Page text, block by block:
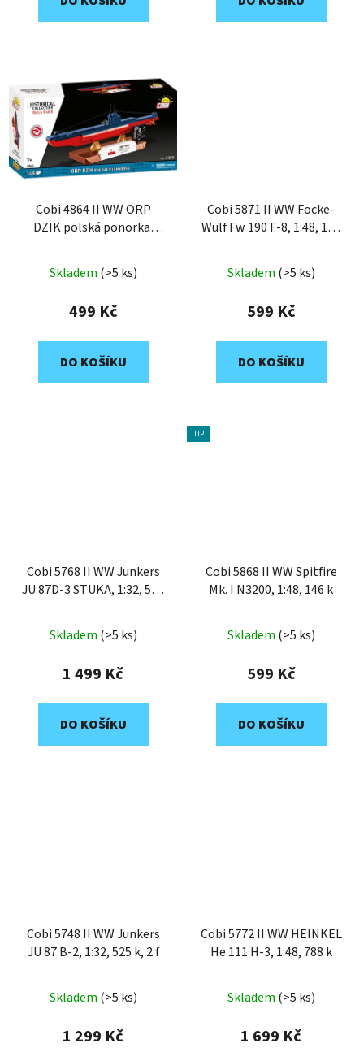
Cobi 4864 II WW ORP
DZIK polská ponorka,
Skladem (>5 ks)
499 Kč
DO KOŠÍKU
Cobi 5871 II WW Focke-
Wulf Fw 190 F-8, 1:48, 170
Skladem (>5 ks)
599 Kč
DO KOŠÍKU
Cobi 5768 II WW Junkers
JU 87D-3 STUKA, 1:32, 556
Skladem (>5 ks)
1 499 Kč
DO KOŠÍKU
TIP
Cobi 5868 II WW Spitfire
Mk. I N3200, 1:48, 146 k
Skladem (>5 ks)
599 Kč
DO KOŠÍKU
Cobi 5748 II WW Junkers
JU 87 B-2, 1:32, 525 k, 2 f
Skladem (>5 ks)
1 299 Kč
Cobi 5772 II WW HEINKEL
He 111 H-3, 1:48, 788 k
Skladem (>5 ks)
1 699 Kč